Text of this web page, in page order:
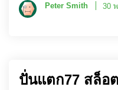
Peter Smith 30
ปั่นแตก77 สล็อ